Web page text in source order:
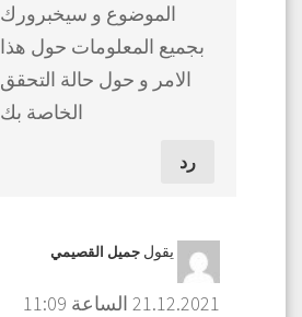
الموضوع و سيخبرورك
بجميع المعلومات حول هذا
الامر و حول حالة التحقق
الخاصة بك
رد
يقول جميل القصيمي
21.12.2021 الساعة 11:09